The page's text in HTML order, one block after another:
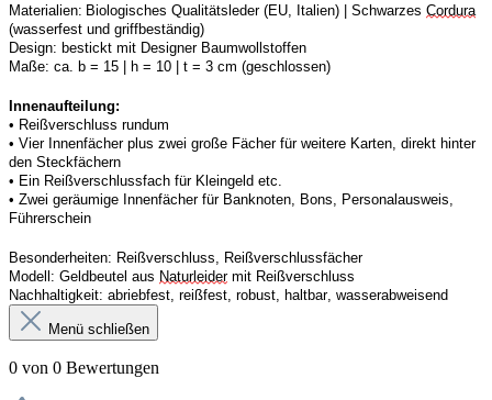
Materialien: Biologisches Qualitätsleder (EU, Italien) | Schwarzes Cordura
(wasserfest und griffbeständig)
Design: bestickt mit Designer Baumwollstoffen
Maße: ca. b = 15 | h = 10 | t = 3 cm (geschlossen)
Innenaufteilung:
• Reißverschluss rundum
• Vier Innenfächer plus zwei große Fächer für weitere Karten, direkt hinter
den Steckfächern
• Ein Reißverschlussfach für Kleingeld etc.
• Zwei geräumige Innenfächer für Banknoten, Bons, Personalausweis,
Führerschein
Besonderheiten: Reißverschluss, Reißverschlussfächer
Modell: Geldbeutel aus Naturleider mit Reißverschluss
Nachhaltigkeit: abriebfest, reißfest, robust haltbar, wasserabweisend
Menü schließen
0 von 0 Bewertungen